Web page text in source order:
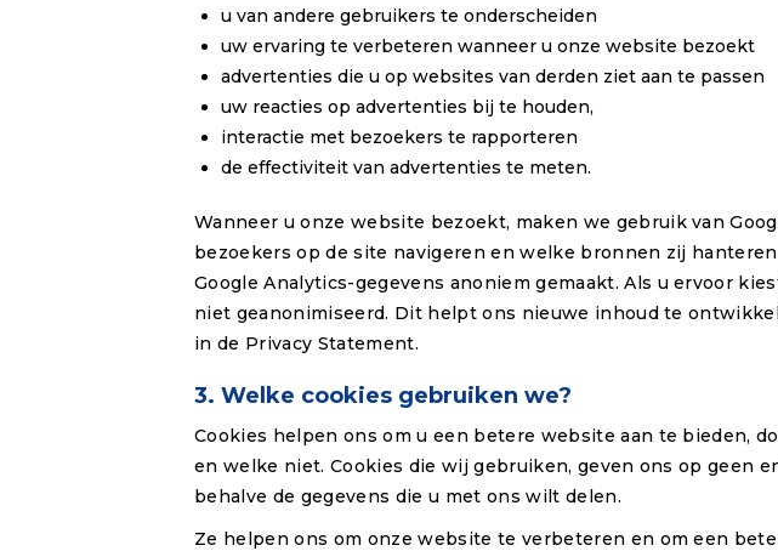
u van andere gebruikers te onderscheiden
uw ervaring te verbeteren wanneer u onze website bezoekt
advertenties die u op websites van derden ziet aan te passen
uw reacties op advertenties bij te houden,
interactie met bezoekers te rapporteren
de effectiviteit van advertenties te meten.
Wanneer u onze website bezoekt, maken we gebruik van
bezoekers op de site navigeren en welke bronnen zij
Google Analytics-gegevens anoniem gemaakt. Als u ervoor
niet geanonimiseerd. Dit helpt ons nieuwe inhoud te
in de Privacy Statement.
3. Welke cookies gebruiken we?
Cookies helpen ons om u een betere website aan te bieden,
en welke niet. Cookies die wij gebruiken, geven ons op geen
behalve de gegevens die u met ons wilt delen.
Ze helpen ons om onze website te verbeteren en om een